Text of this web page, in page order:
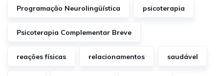
Programação Neurolingüística psicoterapia
Psicoterapia Complementar Breve
reações físicas relacionamentos saudável